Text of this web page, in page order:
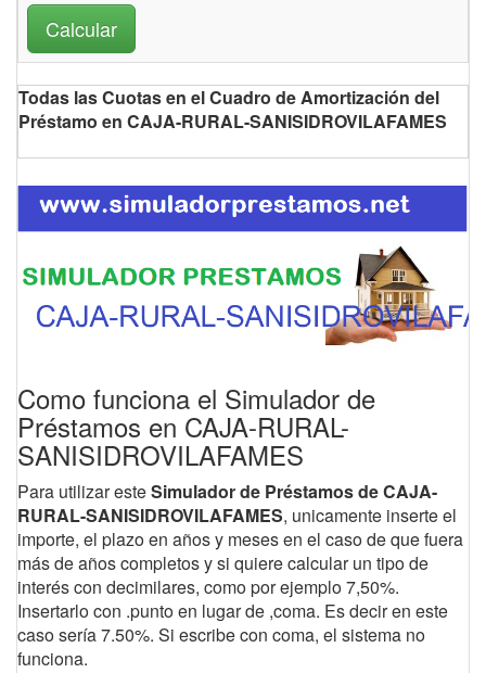
Todas las Cuotas en el Cuadro de Amortización del
Préstamo en CAJA-RURAL-SANISIDROVILAFAMES
Como funciona el Simulador de
Préstamos en CAJA-RURAL-
SANISIDROVILAFAMES
Para utilizar esteSimulador de Préstamos de CAJA-
RURAL-SANISIDROVILAFAMES, unicamente inserte el
importe, el plazo en años y meses en el caso de que fuera
más de años completos y si quiere calcular un tipo de
interés con decimilares, como por ejemplo 7,50%.
Insertarlo con .punto en lugar de ,coma. Es decir en este
caso sería 7.50%. Si escribe con coma, el sistema no
funciona.